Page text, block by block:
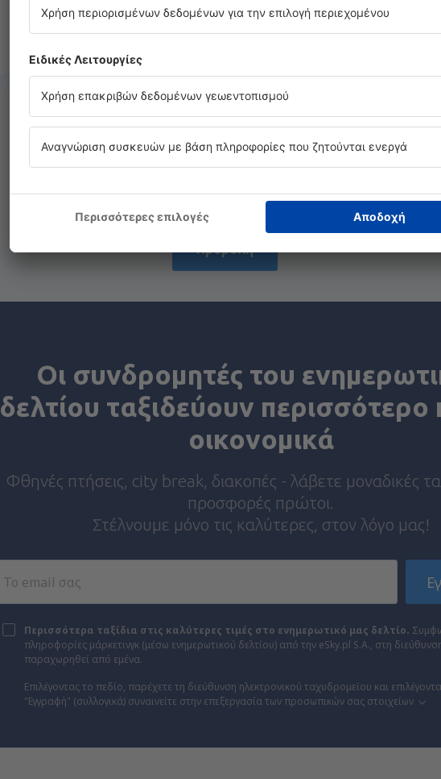
Δείτε περισσότερες προσφορές
Εξοικονομήστε χρόνο
χρήματα.
Κάντε κράτηση για
Πτήση+Ξενοδοχείο στην
Προβολή
Οι συνδρομητές του
δελτίου ταξιδεύουν περισσότερο
οικονομικά
Φθηνές πτήσεις, city break, διακοπές - λάβετε μοναδικές
προσφορές πρώτοι.
Στέλνουμε μόνο τις καλύτερες, στον λόγο μας!
Περισσότερα ταξίδια στις καλύτερες τιμές στο ενημερωτικό μας δελτίο.
πληροφορίες μάρκετινγκ (μέσω ενημερωτικού δελτίου) από την eSky.pl S.A., στη
παραχωρηθεί από εμένα.
Επιλέγοντας το πεδίο, παρέχετε τη διεύθυνση ηλεκτρονικού ταχυδρομείου και
"Εγγραφή" (συλλογικά) συναινείτε στην επεξεργασία των προσωπικών σας στοιχείων